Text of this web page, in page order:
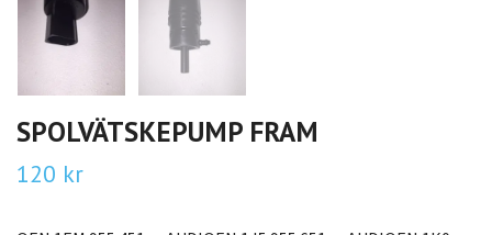
SPOLVÄTSKEPUMP FRAM
120 kr